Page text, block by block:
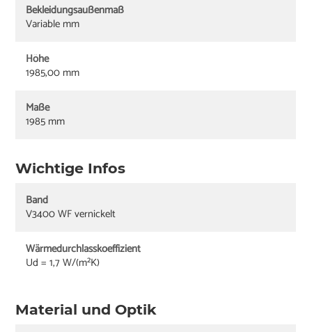
Bekleidungsaußenmaß
Variable mm
Höhe
1985,00 mm
Maße
1985 mm
Wichtige Infos
Band
V3400 WF vernickelt
Wärmedurchlasskoeffizient
Ud = 1,7 W/(m²K)
Material und Optik